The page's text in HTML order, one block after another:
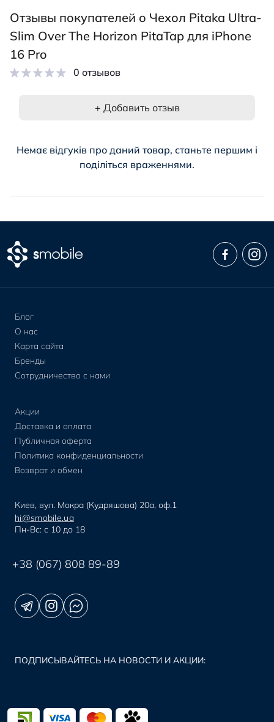
Отзывы покупателей о Чехол Pitaka Ultra-
Slim Over The Horizon PitaTap для iPhone
16 Pro
0 отзывов
+ Добавить отзыв
Немає відгуків про даний товар, станьте першим і
поділіться враженнями.
Блог
О нас
Карта сайта
Бренды
Сотрудничество с нами
Акции
Доставка и оплата
Публичная оферта
Политика конфиденциальности
Возврат и обмен
Киев, вул. Мокра (Кудряшова) 20а, оф.1
hi@smobile.ua
Пн-Вс: с 10 до 18
+38 (067) 808 89-89
ПОДПИСЫВАЙТЕСЬ НА НОВОСТИ И АКЦИИ: